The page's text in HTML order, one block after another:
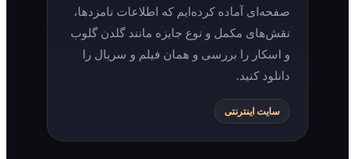
صفحه‌ای آماده کرده‌ایم که اطلاعات نامزدها،
نقش‌های مکمل و نوع جایزه مانند گلدن گلوب
و اسکار را بررسی و همان فیلم و سریال را
سایت اینترنتی